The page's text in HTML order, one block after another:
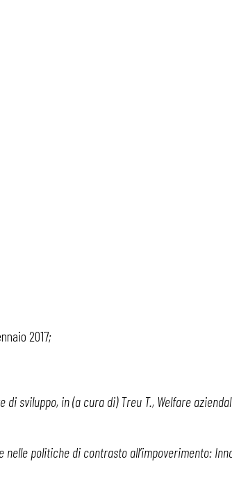
2017;
sviluppo, in (a cura di) Treu T., Welfare
politiche di contrasto all’impoverimento: